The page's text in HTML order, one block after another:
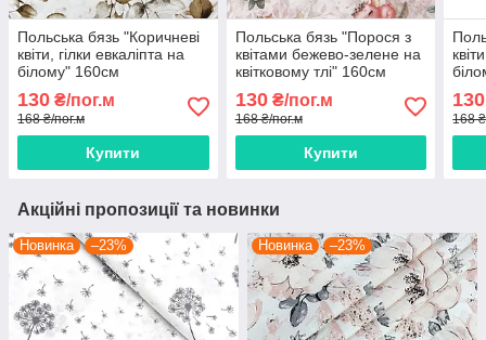
Польська бязь "Коричневі
квіти, гілки евкаліпта на
білому" 160см
130 ₴/пог.м
168 ₴/пог.м
Купити
Польська бязь "Порося з
квітами бежево-зелене на
квітковому тлі" 160см
130₴/пог.м
168 ₴/пог.м
Купити
130
168
Акційні пропозиції та новинки
Новинка –23% Новинка –23%